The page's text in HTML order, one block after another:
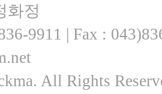
화정
9911 | Fax :
All Rights